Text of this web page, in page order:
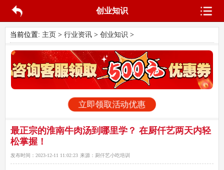
创业知识
当前位置: 主页 > 行业资讯> 创业知识 >
立即领取活动优惠
最正宗的淮南牛肉汤到哪里学？ 在厨仟艺两天内轻
松掌握！
发布时间： 2023-12-11 11:02:23 来源： 厨仟艺小吃培训